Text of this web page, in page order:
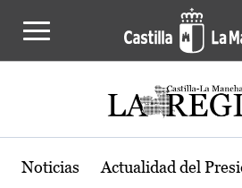
Noticias Actualidad del